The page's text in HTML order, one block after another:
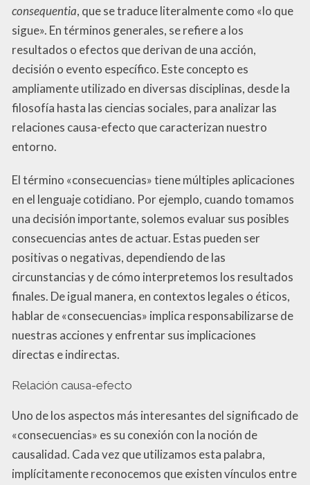
consequentia, que se traduce literalmente como «lo que
sigue». En términos generales, se refiere a los
resultados o efectos que derivan de una acción,
decisión o evento específico. Este concepto es
ampliamente utilizado en diversas disciplinas, desde la
filosofía hasta las ciencias sociales, para analizar las
relaciones causa-efecto que caracterizan nuestro
entorno.
El término «consecuencias» tiene múltiples aplicaciones
en el lenguaje cotidiano. Por ejemplo, cuando tomamos
una decisión importante, solemos evaluar sus posibles
consecuencias antes de actuar. Estas pueden ser
positivas o negativas, dependiendo de las
circunstancias y de cómo interpretemos los resultados
finales. De igual manera, en contextos legales o éticos,
hablar de «consecuencias» implica responsabilizarse de
nuestras acciones y enfrentar sus implicaciones
directas e indirectas.
Relación causa-efecto
Uno de los aspectos más interesantes del significado de
«consecuencias» es su conexión con la noción de
causalidad. Cada vez que utilizamos esta palabra,
implícitamente reconocemos que existen vínculos entre